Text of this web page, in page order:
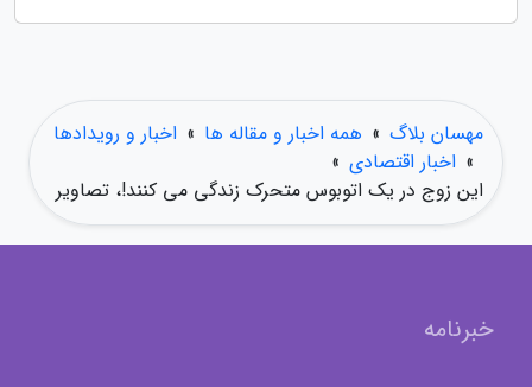
مهسان بلاگ » همه اخبار و مقاله ها » اخبار و رویدادها
» اخبار اقتصادی »
این زوج در یک اتوبوس متحرک زندگی می کنند!، تصاویر
خبرنامه